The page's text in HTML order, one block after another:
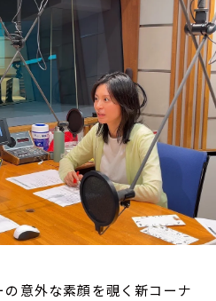
意外な素顔を覗く新コーナ